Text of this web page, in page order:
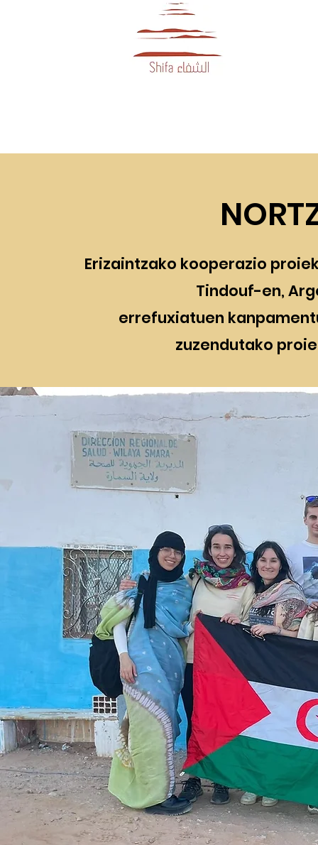
Erizaintzako kooperazio
Tindouf-en,
errefuxiatuen
zuzendutako